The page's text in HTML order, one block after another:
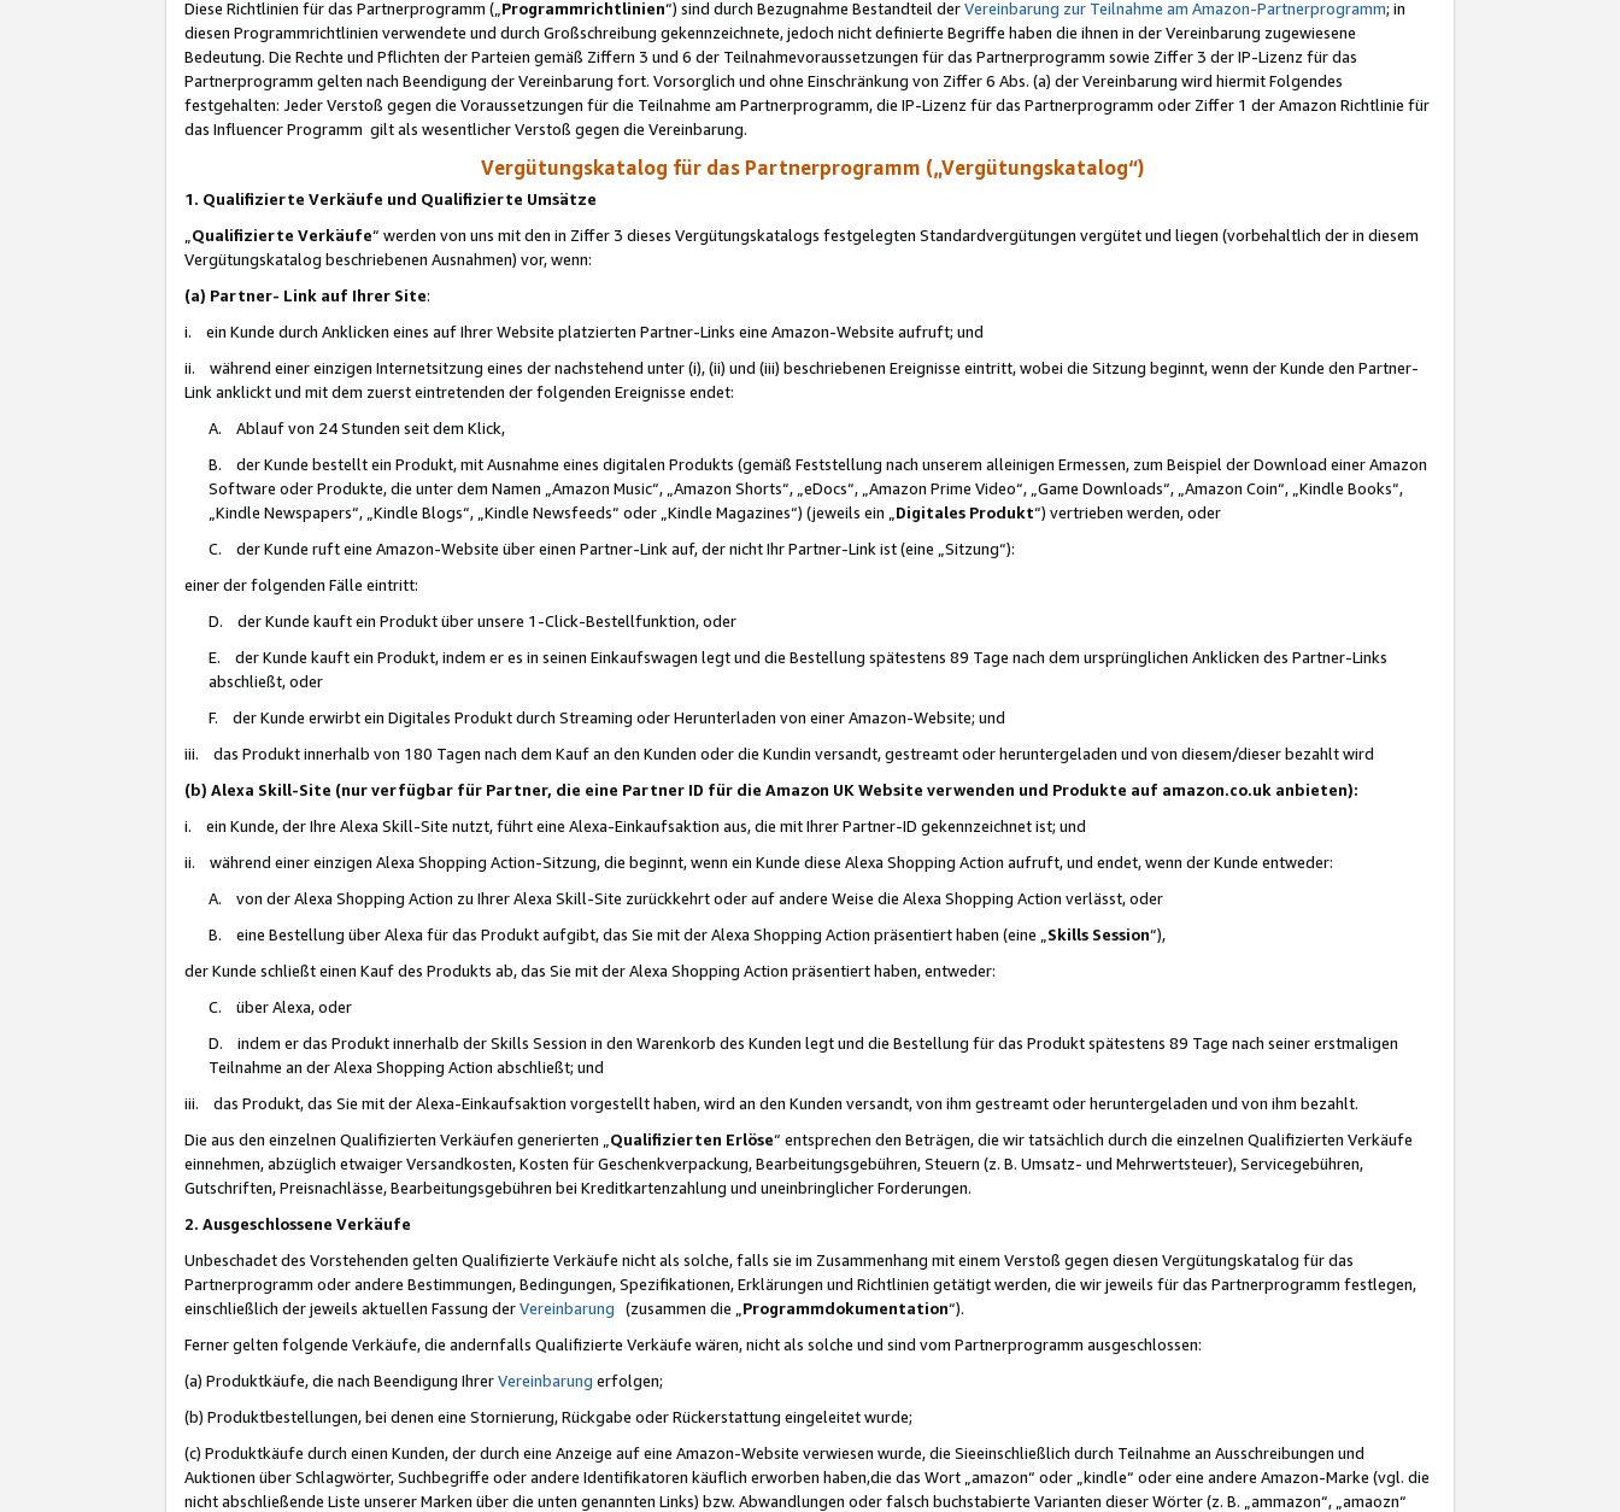
Diese Richtlinien für das Partnerprogramm („Programmrichtlinien“) sind durch Bezugnahme Bestandteil derVereinbarung zur Teilnahme am Amazon-Partnerprogramm; in
diesen Programmrichtlinien verwendete und durch Großschreibung gekennzeichnete, jedoch nicht definierte Begriffe haben die ihnen in der Vereinbarung zugewiesene
Bedeutung. Die Rechte und Pflichten der Parteien gemäß Ziffern 3 und 6 der Teilnahmevoraussetzungen für das Partnerprogramm sowie Ziffer 3 der IP-Lizenz für das
Partnerprogramm gelten nach Beendigung der Vereinbarung fort. Vorsorglich und ohne Einschränkung von Ziffer 6 Abs. (a) der Vereinbarung wird hiermit Folgendes
festgehalten: Jeder Verstoß gegen die Voraussetzungen für die Teilnahme am Partnerprogramm, die IP-Lizenz für das Partnerprogramm oder Ziffer 1 der Amazon Richtlinie für
das Influencer Programm gilt als wesentlicher Verstoß gegen die Vereinbarung.
Vergütungskatalog für das Partnerprogramm („Vergütungskatalog“)
1. Qualifizierte Verkäufe und Qualifizierte Umsätze
Qualifizierte Verkäufe“ werden von uns mit den in Ziffer 3 dieses Vergütungskatalogs festgelegten Standardvergütungen vergütet und liegen (vorbehaltlich der in diesem
Vergütungskatalog beschriebenen Ausnahmen) vor, wenn:
(a) Partner- Link auf Ihrer Site:
i. ein Kunde durch Anklicken eines auf Ihrer Website platzierten Partner-Links eine Amazon-Website aufruft; und
ii. während einer einzigen Internetsitzung eines der nachstehend unter (i), (ii) und (iii) beschriebenen Ereignisse eintritt, wobei die Sitzung beginnt, wenn der Kunde den Partner-
Link anklickt und mit dem zuerst eintretenden der folgenden Ereignisse endet:
A. Ablauf von 24 Stunden seit dem Klick,
B. der Kunde bestellt ein Produkt, mit Ausnahme eines digitalen Produkts (gemäß Feststellung nach unserem alleinigen Ermessen, zum Beispiel der Download einer Amazon
Software oder Produkte, die unter dem Namen „Amazon Music“, „Amazon Shorts“, „eDocs“, „Amazon Prime Video“, „Game Downloads“, „Amazon Coin“, „Kindle Books“,
„Kindle Newspapers“, „Kindle Blogs“, „Kindle Newsfeeds“ oder „Kindle Magazines“) (jeweils ein „ Digitales Produkt“) vertrieben werden, oder
C. der Kunde ruft eine Amazon-Website über einen Partner-Link auf, der nicht Ihr Partner-Link ist (eine „Sitzung“):
einer der folgenden Fälle eintritt:
D. der Kunde kauft ein Produkt über unsere 1-Click-Bestellfunktion, oder
E. der Kunde kauft ein Produkt, indem er es in seinen Einkaufswagen legt und die Bestellung spätestens 89 Tage nach dem ursprünglichen Anklicken des Partner-Links
abschließt, oder
F. der Kunde erwirbt ein Digitales Produkt durch Streaming oder Herunterladen von einer Amazon-Website; und
iii. das Produkt innerhalb von 180 Tagen nach dem Kauf an den Kunden oder die Kundin versandt, gestreamt oder heruntergeladen und von diesem/dieser bezahlt wird
(b) Alexa Skill-Site (nur verfügbar für Partner, die eine Partner ID für die Amazon UK Website verwenden und Produkte auf amazon.co.uk anbieten):
i. ein Kunde, der Ihre Alexa Skill-Site nutzt, führt eine Alexa-Einkaufsaktion aus, die mit Ihrer Partner-ID gekennzeichnet ist; und
ii. während einer einzigen Alexa Shopping Action-Sitzung, die beginnt, wenn ein Kunde diese Alexa Shopping Action aufruft, und endet, wenn der Kunde entweder:
A. von der Alexa Shopping Action zu Ihrer Alexa Skill-Site zurückkehrt oder auf andere Weise die Alexa Shopping Action verlässt, oder
B. eine Bestellung über Alexa für das Produkt aufgibt, das Sie mit der Alexa Shopping Action präsentiert haben (eine „ Skills Session“),
der Kunde schließt einen Kauf des Produkts ab, das Sie mit der Alexa Shopping Action präsentiert haben, entweder:
C. über Alexa, oder
D. indem er das Produkt innerhalb der Skills Session in den Warenkorb des Kunden legt und die Bestellung für das Produkt spätestens 89 Tage nach seiner erstmaligen
Teilnahme an der Alexa Shopping Action abschließt; und
iii. das Produkt, das Sie mit der Alexa-Einkaufsaktion vorgestellt haben, wird an den Kunden versandt, von ihm gestreamt oder heruntergeladen und von ihm bezahlt.
Die aus den einzelnen Qualifizierten Verkäufen generierten „ Qualifizierten Erlöse“ entsprechen den Beträgen, die wir tatsächlich durch die einzelnen Qualifizierten Verkäufe
einnehmen, abzüglich etwaiger Versandkosten, Kosten für Geschenkverpackung, Bearbeitungsgebühren, Steuern (z. B. Umsatz- und Mehrwertsteuer), Servicegebühren,
Gutschriften, Preisnachlässe, Bearbeitungsgebühren bei Kreditkartenzahlung und uneinbringlicher Forderungen.
2. Ausgeschlossene Verkäufe
Unbeschadet des Vorstehenden gelten Qualifizierte Verkäufe nicht als solche, falls sie im Zusammenhang mit einem Verstoß gegen diesen Vergütungskatalog für das
Partnerprogramm oder andere Bestimmungen, Bedingungen, Spezifikationen, Erklärungen und Richtlinien getätigt werden, die wir jeweils für das Partnerprogramm festlegen,
einschließlich der jeweils aktuellen Fassung derVereinbarung (zusammen die „ Programmdokumentation“).
Ferner gelten folgende Verkäufe, die andernfalls Qualifizierte Verkäufe wären, nicht als solche und sind vom Partnerprogramm ausgeschlossen:
(a) Produktkäufe, die nach Beendigung IhrerVereinbarung erfolgen;
(b) Produktbestellungen, bei denen eine Stornierung, Rückgabe oder Rückerstattung eingeleitet wurde;
(c) Produktkäufe durch einen Kunden, der durch eine Anzeige auf eine Amazon-Website verwiesen wurde, die Sieeinschließlich durch Teilnahme an Ausschreibungen und
Auktionen über Schlagwörter, Suchbegriffe oder andere Identifikatoren käuflich erworben haben,die das Wort „amazon“ oder „kindle“ oder eine andere Amazon-Marke (vgl. die
nicht abschließende Liste unserer Marken über die unten genannten Links) bzw. Abwandlungen oder falsch buchstabierte Varianten dieser Wörter (z. B. „ammazon“, „amaozn“